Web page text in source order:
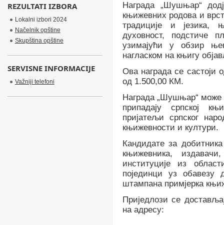
Награда „Шушњар“
књижевних родова и
традиције и језика,
духовност, подстиче
узимајући у обзир
нагласком на књигу
Ова награда се састоји
од 1.500,00 КМ.
Награда „Шушњар“ може
припадају српској
пријатељи српског
књижевности и култури.
Кандидате за
књижевника,
институције из
појединци уз обавезу
штампана примјерка
Приједлози се
на адресу:
REZULTATI IZBORA
Lokalni izbori 2024
Načelnik opštine
Skupština opštine
SERVISNE INFORMACIJE
Važniji telefoni